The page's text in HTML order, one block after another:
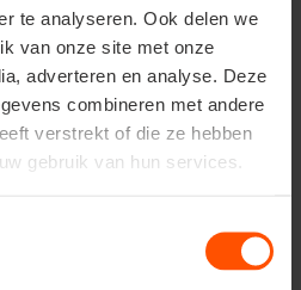
te analyseren. Ook delen we
van onze site met onze
adverteren en analyse. Deze
combineren met andere
verstrekt of die ze hebben
gebruik van hun services.
à la
nous sur les